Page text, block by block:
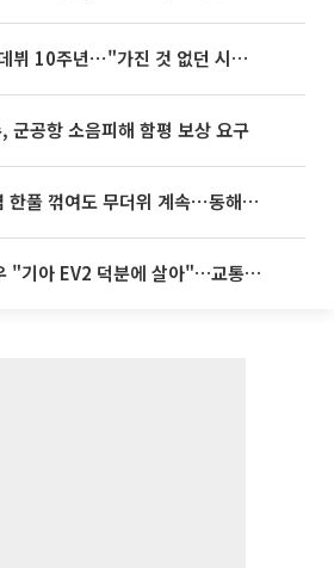
임영웅, 어느덧 데뷔 10주년⋯"가진 것 없던 시절, 내 앞엔 20명의 팬뿐"
군공항 소음피해 함평 보상 요구
[내일 날씨] 폭염 한풀 꺾여도 무더위 계속⋯동해안 이틀 연속 비
'굿 윌 헌팅' 배우 "기아 EV2 덕분에 살아"…교통사고 후 안전성 극찬